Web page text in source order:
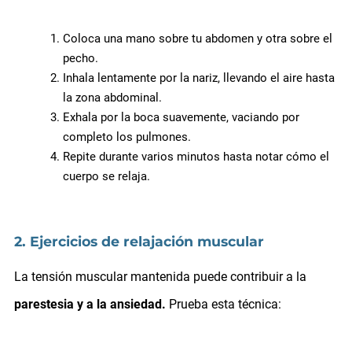
Coloca una mano sobre tu abdomen y otra sobre el
pecho.
Inhala lentamente por la nariz, llevando el aire hasta
la zona abdominal.
Exhala por la boca suavemente, vaciando por
completo los pulmones.
Repite durante varios minutos hasta notar cómo el
cuerpo se relaja.
2. Ejercicios de relajación muscular
La tensión muscular mantenida puede contribuir a la
parestesia y a la ansiedad. Prueba esta técnica: